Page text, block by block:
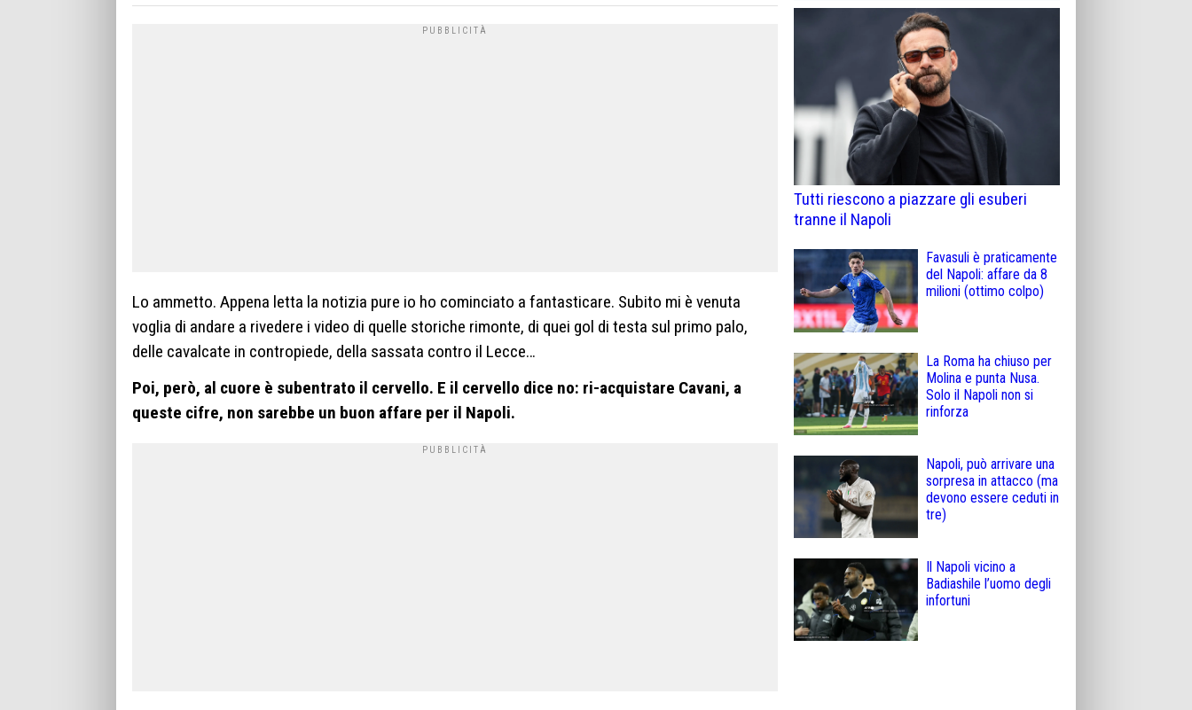
Lo ammetto. Appena letta la notizia pure io ho cominciato a fantasticare. Subito mi è venuta
voglia di andare a rivedere i video di quelle storiche rimonte, di quei gol di testa sul primo palo,
delle cavalcate in contropiede, della sassata contro il Lecce…
Poi, però, al cuore è subentrato il cervello. E il cervello dice no: ri-acquistare Cavani, a
queste cifre, non sarebbe un buon affare per il Napoli.
Tutti riescono a piazzare gli esuberi
tranne il Napoli
Favasuli è praticamente
del Napoli: affare da 8
milioni (ottimo colpo)
La Roma ha chiuso per
Molina e punta Nusa.
Solo il Napoli non si
rinforza
Napoli, può arrivare una
sorpresa in attacco (ma
devono essere ceduti in
tre)
Il Napoli vicino a
Badiashile l’uomo degli
infortuni